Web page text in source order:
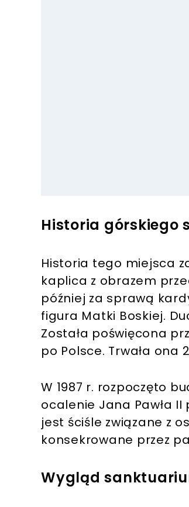
Historia górskiego
Historia tego miejsca
kaplica z obrazem
później za sprawą
figura Matki Boskiej.
Została poświęcona
po Polsce. Trwała ona
W 1987 r. rozpoczęto
ocalenie Jana Pawła
jest ściśle związane z
konsekrowane przez
Wygląd